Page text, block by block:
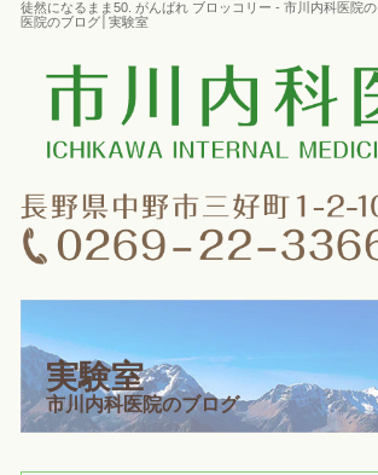
徒然になるまま50. がんばれ ブロッコリー - 市川内科医院
医院のブログ│実験室
実験室
市川内科医院のブログ